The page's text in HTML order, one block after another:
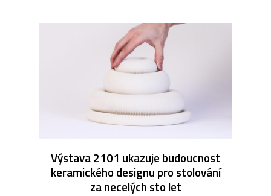
Výstava 2101 ukazuje budoucnost
keramického designu pro stolování
za necelých sto let